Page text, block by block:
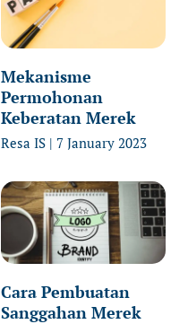
Mekanisme
Permohonan
Keberatan Merek
Resa IS 7 January 2023
Cara Pembuatan
Sanggahan Merek